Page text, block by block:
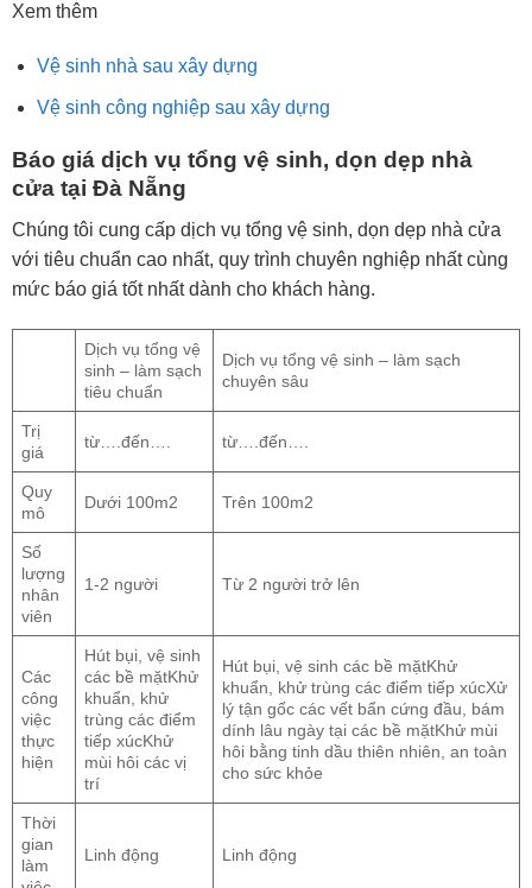
Xem thêm
Vệ sinh nhà sau xây dựng
Vệ sinh công nghiệp sau xây dựng
Báo giá dịch vụ tổng vệ sinh, dọn dẹp nhà
cửa tại Đà Nẵng
Chúng tôi cung cấp dịch vụ tổng vệ sinh, dọn dẹp nhà cửa
với tiêu chuẩn cao nhất, quy trình chuyên nghiệp nhất cùng
mức báo giá tốt nhất dành cho khách hàng.
Dịch vụ tổng vệ
sinh – làm sạch
tiêu chuẩn
Dịch vụ tổng vệ sinh – làm sạch
chuyên sâu
Trị
giá
từ….đến…. từ….đến….
Quy
mô
Dưới 100m2 Trên 100m2
Số
lượng
nhân
viên
1-2 người Từ 2 người trở lên
Các
công
việc
thực
hiện
Hút bụi, vệ sinh
các bề mặtKhử
khuẩn, khử
trùng các điểm
tiếp xúcKhử
mùi hôi các vị
trí
Hút bụi, vệ sinh các bề mặtKhử
khuẩn, khử trùng các điểm tiếp xúcXử
lý tận gốc các vết bẩn cứng đầu, bám
dính lâu ngày tại các bề mặtKhử mùi
hôi bằng tinh dầu thiên nhiên, an toàn
cho sức khỏe
Thời
gian
làm
Linh động Linh động